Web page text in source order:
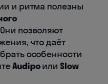
и ритма полезны
позволяют
что даёт
особенности
AudipoилиSlow